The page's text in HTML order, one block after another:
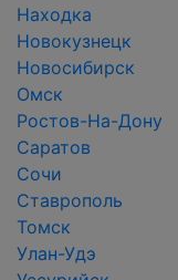
Находка
Новокузнецк
Новосибирск
Омск
Ростов-На-Дону
Саратов
Сочи
Ставрополь
Томск
Улан-Удэ